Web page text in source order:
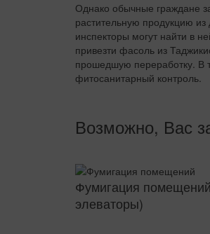
Однако обычные граждане
растительную продукцию
инспекторы могут найти в
привезти фасоль из
прошедшую переработку. В
фитосанитарный контроль.
Возможно, Вас
Фумигация
элеваторы)